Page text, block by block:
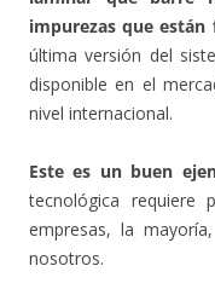
impurezas que
última versión del
disponible en el
nivel internacional.
Este es un buen
tecnológica requiere
empresas, la
nosotros.